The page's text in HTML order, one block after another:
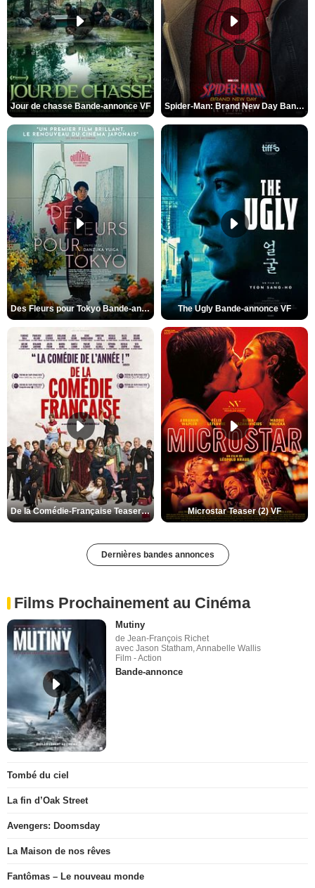
Jour de chasse Bande-annonce VF Spider-Man: Brand New Day Bande-annonce (3) VO STFR
Des Fleurs pour Tokyo Bande-annonce VO STFR The Ugly Bande-annonce VF
De la Comédie-Française Teaser (3) VF Microstar Teaser (2) VF
Dernières bandes annonces
Films Prochainement au Cinéma
Mutiny
de Jean-François Richet
avec Jason Statham, Annabelle Wallis
Film - Action
Bande-annonce
Tombé du ciel
La fin d’Oak Street
Avengers: Doomsday
La Maison de nos rêves
Fantômas – Le nouveau monde